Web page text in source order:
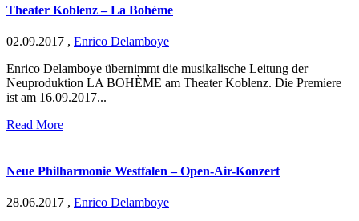
Theater Koblenz – La Bohème
02.09.2017 , Enrico Delamboye
Enrico Delamboye übernimmt die musikalische Leitung der
Neuproduktion LA BOHÈME am Theater Koblenz. Die Premiere
ist am 16.09.2017...
Read More
Neue Philharmonie Westfalen – Open-Air-Konzert
28.06.2017 , Enrico Delamboye